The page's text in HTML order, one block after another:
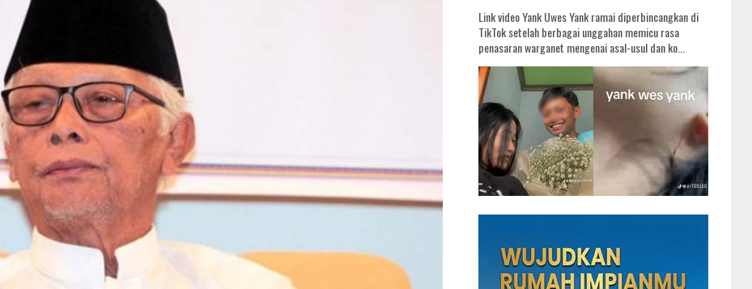
Link video Yank Uwes Yank ramai diperbincangkan di
TikTok setelah berbagai unggahan memicu rasa
penasaran warganet mengenai asal-usul dan ko...